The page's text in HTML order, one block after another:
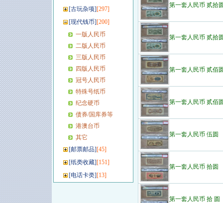
[古玩杂项][297]
[现代钱币][200]
一版人民币
二版人民币
三版人民币
四版人民币
冠号人民币
特殊号纸币
纪念硬币
债券/国库券等
港澳台币
其它
[邮票邮品][45]
[纸类收藏][151]
[电话卡类][13]
第一套人民币 贰拾
第一套人民币 贰拾
第一套人民币 贰佰
第一套人民币 贰佰
第一套人民币 伍圆
第一套人民币 拾圆
第一套人民币 拾 圆